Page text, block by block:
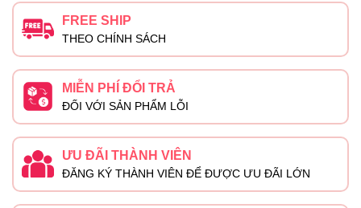
FREE SHIP
THEO CHÍNH SÁCH
MIỄN PHÍ ĐỔI TRẢ
ĐỐI VỚI SẢN PHẨM LỖI
ƯU ĐÃI THÀNH VIÊN
ĐĂNG KÝ THÀNH VIÊN ĐỂ ĐƯỢC ƯU ĐÃI LỚN